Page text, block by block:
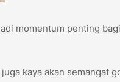
momentum penting bagi
kaya akan semangat